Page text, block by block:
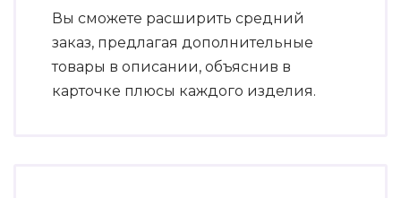
Вы сможете расширить средний
заказ, предлагая дополнительные
товары в описании, объяснив в
карточке плюсы каждого изделия.